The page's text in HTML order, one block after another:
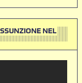
NEL